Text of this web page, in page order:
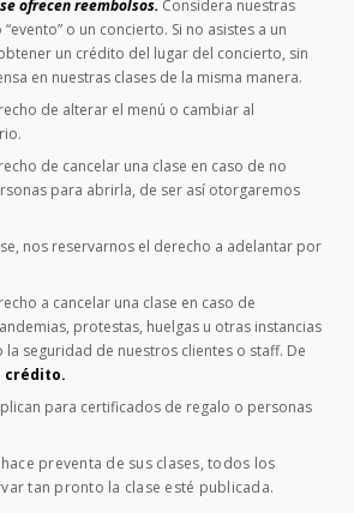
ofrecen reembolsos. Considera nuestras
o un concierto. Si no asistes a un
un crédito del lugar del concierto, sin
en nuestras clases de la misma manera.
de alterar el menú o cambiar al
de cancelar una clase en caso de no
para abrirla, de ser así otorgaremos
nos reservarnos el derecho a adelantar por
a cancelar una clase en caso de
protestas, huelgas u otras instancias
seguridad de nuestros clientes o staff. De
crédito.
para certificados de regalo o personas
preventa de sus clases, todos los
tan pronto la clase esté publicada.